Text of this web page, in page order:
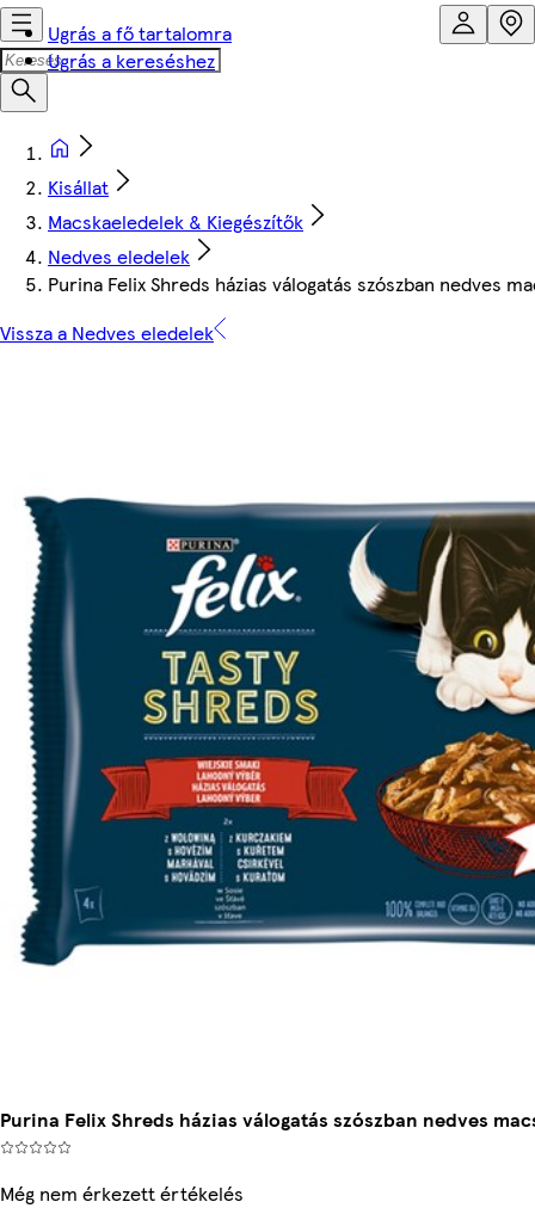
Ugrás a fő tartalomra
Ugrás a kereséshez
Kisállat
Macskaeledelek & Kiegészítők
Nedves eledelek
Purina Felix Shreds házias válogatás szószban nedves
Vissza a Nedves eledelek
Purina Felix Shreds házias válogatás szószban nedves
Még nem érkezett értékelés